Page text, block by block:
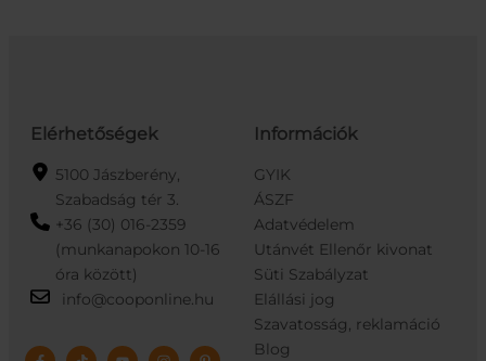
Elérhetőségek
5100 Jászberény,
Szabadság tér 3.
+36 (30) 016-2359
(munkanapokon 10-16
óra között)
info@cooponline.hu
Információk
GYIK
ÁSZF
Adatvédelem
Utánvét Ellenőr kivonat
Süti Szabályzat
Elállási jog
Szavatosság, reklamáció
Blog